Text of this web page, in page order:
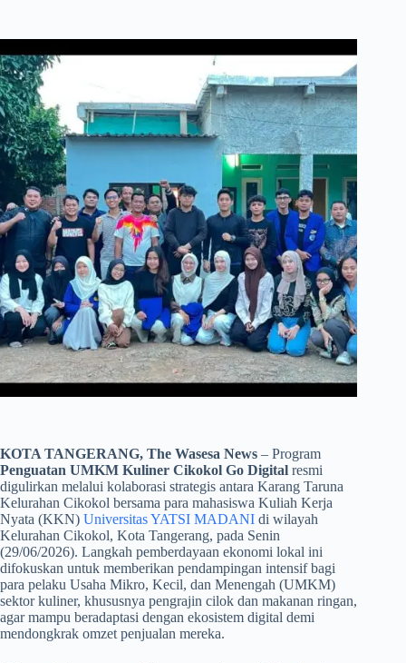
KOTA TANGERANG, The Wasesa News – Program
Penguatan UMKM Kuliner Cikokol Go Digital resmi
digulirkan melalui kolaborasi strategis antara Karang Taruna
Kelurahan Cikokol bersama para mahasiswa Kuliah Kerja
Nyata (KKN) Universitas YATSI MADANI di wilayah
Kelurahan Cikokol, Kota Tangerang, pada Senin
(29/06/2026). Langkah pemberdayaan ekonomi lokal ini
difokuskan untuk memberikan pendampingan intensif bagi
para pelaku Usaha Mikro, Kecil, dan Menengah (UMKM)
sektor kuliner, khususnya pengrajin cilok dan makanan ringan,
agar mampu beradaptasi dengan ekosistem digital demi
mendongkrak omzet penjualan mereka.